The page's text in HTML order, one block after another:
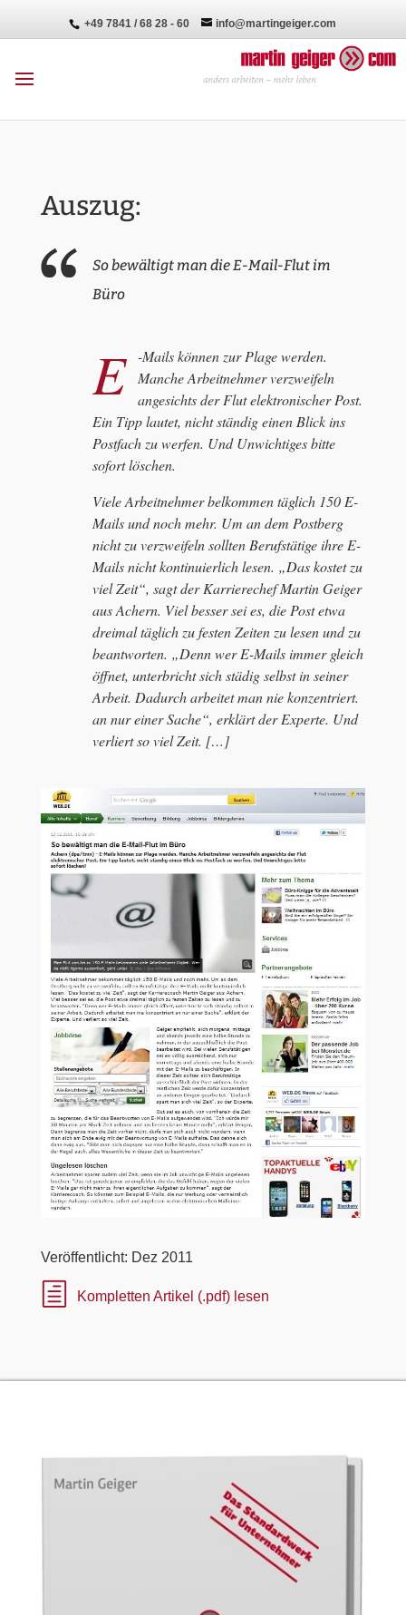
+49 7841 / 68 28 - 60 info@martingeiger.com
Auszug:
So bewältigt man die E-Mail-Flut im
Büro
E
-Mails können zur Plage werden.
Manche Arbeitnehmer verzweifeln
angesichts der Flut elektronischer Post.
Ein Tipp lautet, nicht ständig einen Blick ins
Postfach zu werfen. Und Unwichtiges bitte
sofort löschen.
Viele Arbeitnehmer belkommen täglich 150 E-
Mails und noch mehr. Um an dem Postberg
nicht zu verzweifeln sollten Berufstätige ihre E-
Mails nicht kontinuierlich lesen. „Das kostet zu
viel Zeit“, sagt der Karrierechef Martin Geiger
aus Achern. Viel besser sei es, die Post etwa
dreimal täglich zu festen Zeiten zu lesen und zu
beantworten. „Denn wer E-Mails immer gleich
öffnet, unterbricht sich städig selbst in seiner
Arbeit. Dadurch arbeitet man nie konzentriert.
an nur einer Sache“, erklärt der Experte. Und
verliert so viel Zeit. […]
Veröffentlicht: Dez 2011
h Kompletten Artikel (.pdf) lesen